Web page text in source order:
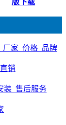
厂家_价格_品牌
销
装_售后服务